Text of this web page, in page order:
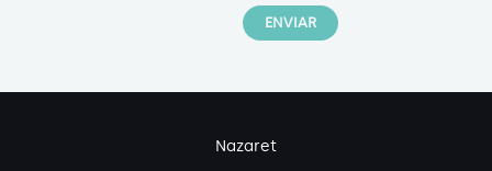
Nazaret